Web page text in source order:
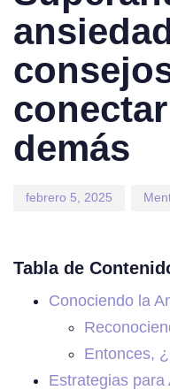
demás
febrero 5, 2025
Tabla de
Conociendo la
Entonces,
Estrategias para